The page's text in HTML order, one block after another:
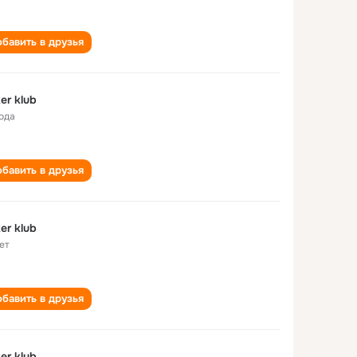
в друзья
klub
в друзья
klub
в друзья